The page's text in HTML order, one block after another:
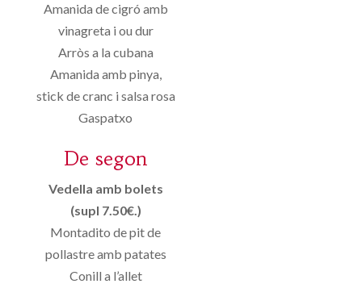
Amanida de cigró amb
vinagreta i ou dur
Arròs a la cubana
Amanida amb pinya,
stick de cranc i salsa rosa
Gaspatxo
De segon
Vedella amb bolets
(supl 7.50€.)
Montadito de pit de
pollastre amb patates
Conill a l’allet